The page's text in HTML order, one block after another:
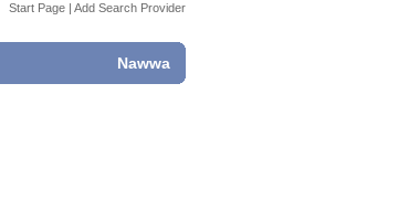
Start Page | Add Search Provider
Nawwa